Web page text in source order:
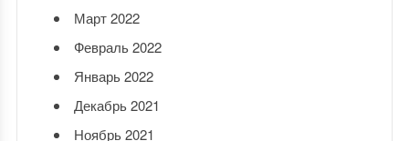
Март 2022
Февраль 2022
Январь 2022
Декабрь 2021
Ноябрь 2021